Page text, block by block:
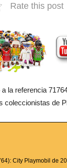
Rate this post
la referencia
coleccionistas de
City Playmobil de